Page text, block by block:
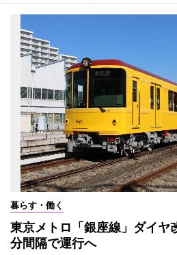
暮らす・働く
東京メトロ「銀座線」ダイ
分間隔で運行へ